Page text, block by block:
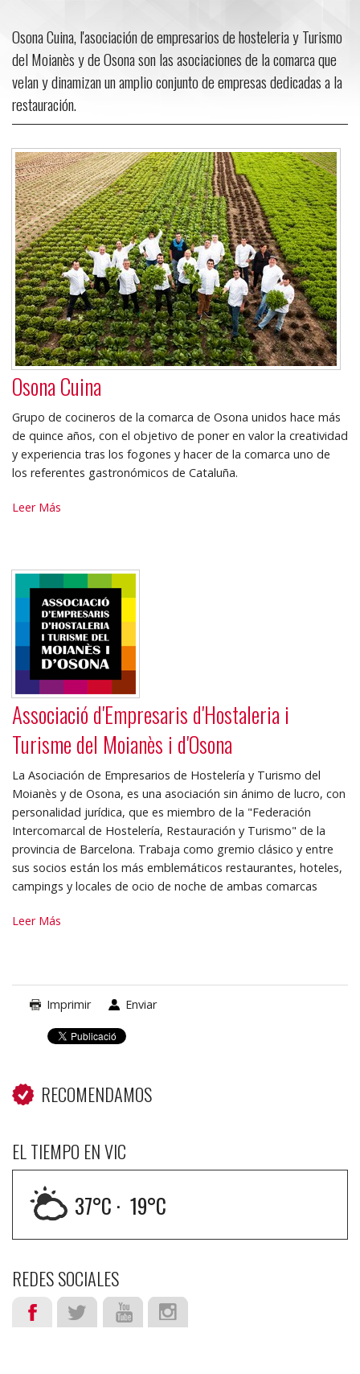
Osona Cuina, l'asociación de empresarios de hosteleria y Turismo
del Moianès y de Osona son las asociaciones de la comarca que
velan y dinamizan un amplio conjunto de empresas dedicadas a la
restauración.
Osona Cuina
Grupo de cocineros de la comarca de Osona unidos hace más
de quince años, con el objetivo de poner en valor la creatividad
y experiencia tras los fogones y hacer de la comarca uno de
los referentes gastronómicos de Cataluña.
Osona
Leer Más
Associació d'Empresaris d'Hostaleria i
Turisme del Moianès i d'Osona
La Asociación de Empresarios de Hostelería y Turismo del
Moianès y de Osona, es una asociación sin ánimo de lucro, con
personalidad jurídica, que es miembro de la "Federación
Intercomarcal de Hostelería, Restauración y Turismo" de la
provincia de Barcelona. Trabaja como gremio clásico y entre
sus socios están los más emblemáticos restaurantes, hoteles,
campings y locales de ocio de noche de ambas comarcas
Associació
Moianès
-
Leer Más
Imprimir Enviar
RECOMENDAMOS
EL TIEMPO EN VIC
37°C · 19°C
REDES SOCIALES